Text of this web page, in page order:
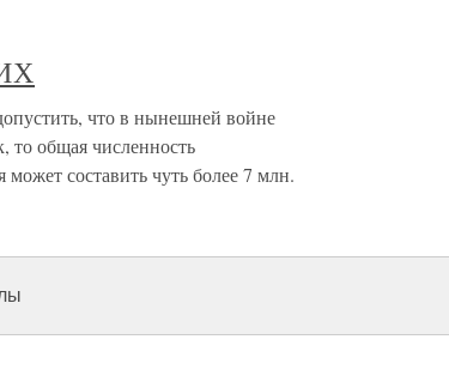
что в нынешней войне
то общая численность
составить чуть более 7 млн.